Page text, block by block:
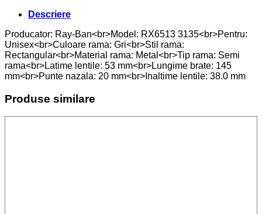
Descriere
Producator: Ray-Ban<br>Model: RX6513 3135<br>Pentru:
Unisex<br>Culoare rama: Gri<br>Stil rama:
Rectangular<br>Material rama: Metal<br>Tip rama: Semi
rama<br>Latime lentile: 53 mm<br>Lungime brate: 145
mm<br>Punte nazala: 20 mm<br>Inaltime lentile: 38.0 mm
Produse similare